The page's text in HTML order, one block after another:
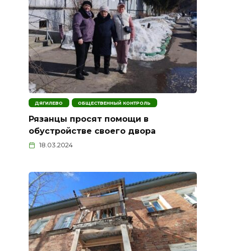
ДЯГИЛЕВО ОБЩЕСТВЕННЫЙ КОНТРОЛЬ
Рязанцы просят помощи в
обустройстве своего двора
18.03.2024